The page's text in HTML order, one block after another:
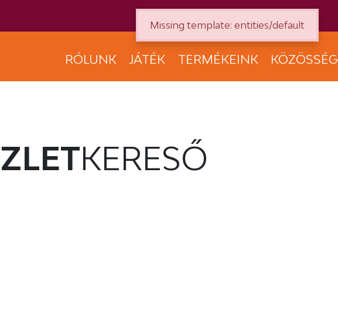
RÓLUNK JÁTÉK TERMÉKEINK KÖZÖSSÉG
KERESŐ
Missing template: entities/default